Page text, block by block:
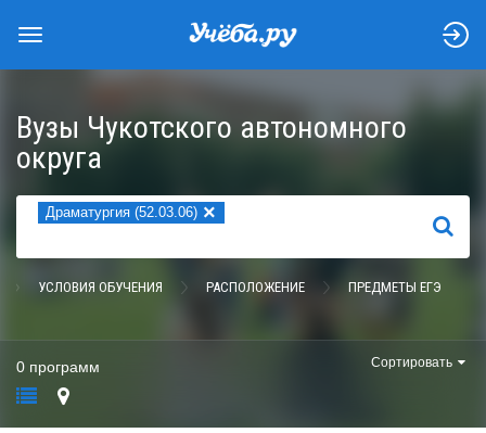
Вузы Чукотского автономного
округа
Драматургия (52.03.06) ×
НАЙТИ
УСЛОВИЯ ОБУЧЕНИЯ РАСПОЛОЖЕНИЕ ПРЕДМЕТЫ ЕГЭ
0 программ Сортировать